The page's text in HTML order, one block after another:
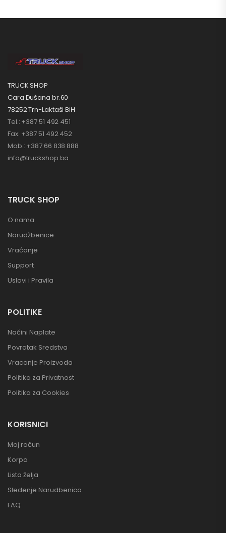
TRUCK SHOP
Cara Dušana br.60
78252 Trn-Laktaši BiH
Tel.: +387 51 492 451
Fax: +387 51 492 452
Mob.: +387 66 838 888
info@truckshop.ba
TRUCK SHOP
O nama
Narudžbenice
Vraćanje
Support
Uslovi i Pravila
POLITIKE
Načini Naplate
Povratak Sredstva
Vracanje Proizvoda
Politika za Privatnost
Politika za Cookies
KORISNICI
Moj račun
Korpa
Lista želja
Sledenje Narudbenica
FAQ